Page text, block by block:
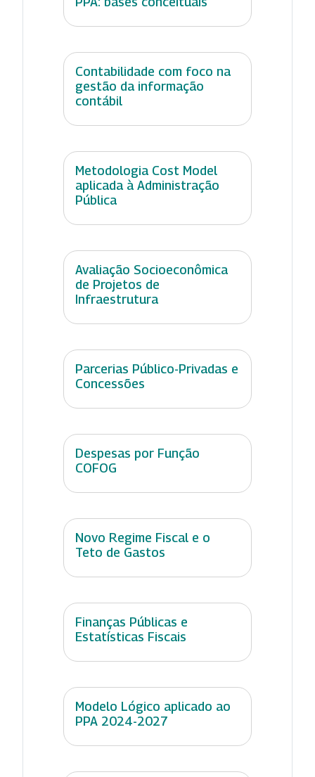
Contabilidade com foco na
gestão da informação
contábil
Metodologia Cost Model
aplicada à Administração
Pública
Avaliação Socioeconômica
de Projetos de
Infraestrutura
Parcerias Público-Privadas e
Concessões
Despesas por Função
COFOG
Novo Regime Fiscal e o
Teto de Gastos
Finanças Públicas e
Estatísticas Fiscais
Modelo Lógico aplicado ao
PPA 2024-2027